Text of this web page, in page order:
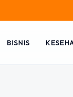
BISNIS